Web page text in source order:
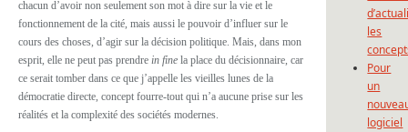
chacun d’avoir non seulement son mot à dire sur la vie et le
fonctionnement de la cité, mais aussi le pouvoir d’influer sur le
cours des choses, d’agir sur la décision politique. Mais, dans mon
esprit, elle ne peut pas prendre in fine la place du décisionnaire, car
ce serait tomber dans ce que j’appelle les vieilles lunes de la
démocratie directe, concept fourre-tout qui n’a aucune prise sur les
réalités et la complexité des sociétés modernes.
les
Pour
un
logiciel